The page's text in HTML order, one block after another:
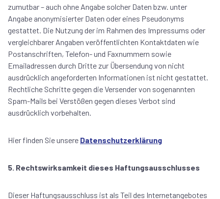
zumutbar – auch ohne Angabe solcher Daten bzw. unter
Angabe anonymisierter Daten oder eines Pseudonyms
gestattet. Die Nutzung der im Rahmen des Impressums oder
vergleichbarer Angaben veröffentlichten Kontaktdaten wie
Postanschriften, Telefon- und Faxnummern sowie
Emailadressen durch Dritte zur Übersendung von nicht
ausdrücklich angeforderten Informationen ist nicht gestattet.
Rechtliche Schritte gegen die Versender von sogenannten
Spam-Mails bei Verstößen gegen dieses Verbot sind
ausdrücklich vorbehalten.
Hier finden Sie unsere Datenschutzerklärung
5. Rechtswirksamkeit dieses Haftungsausschlusses
Dieser Haftungsausschluss ist als Teil des Internetangebotes